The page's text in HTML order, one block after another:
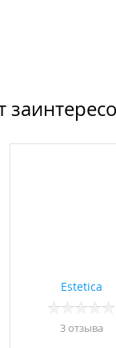
Estetica
3 отзывa